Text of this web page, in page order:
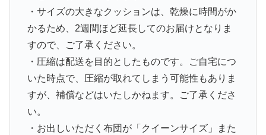
・ サイズの大きなクッションは、乾燥に時間がか
かるため、 2週間ほど延長してのお届けとなりま
すので、ご了承ください。
・ 圧縮は配送を目的としたものです。
ご自宅につ
いた時点で、圧縮が取れてしまう可能性もありま
すが、補償などはいたしかねます。ご了承くださ
い。
・お出しいただく布団が「クイーンサイズ」また